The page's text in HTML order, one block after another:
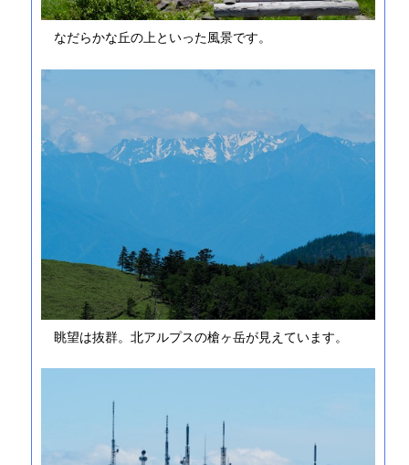
なだらかな丘の上といった風景です。
眺望は抜群。北アルプスの槍ヶ岳が見えています。